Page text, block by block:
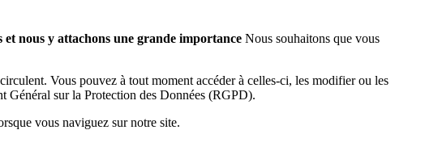
et nous y attachons une grande importance Nous souhaitons que vous
Vous pouvez à tout moment accéder à celles-ci, les modifier ou les
Général sur la Protection des Données (RGPD).
vous naviguez sur notre site.